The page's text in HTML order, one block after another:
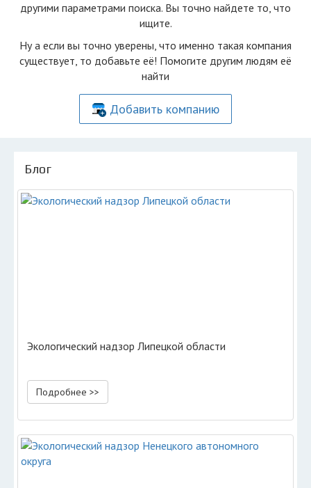
другими параметрами поиска. Вы точно найдете то, что
ищите.
Ну а если вы точно уверены, что именно такая компания
существует, то добавьте её! Помогите другим людям её
найти
Добавить компанию
Блог
Экологический надзор Липецкой области
Подробнее >>